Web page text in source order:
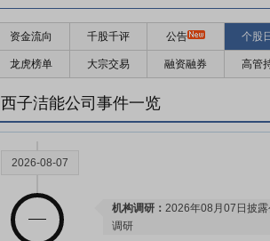
资金流向 千股千评 公告 个股
龙虎榜单 大宗交易 融资融券 高管
西子洁能公司事件一览
2026-08-25
预约披露日：
2026-08-07
机构调研： 2026年08月07日披
调研